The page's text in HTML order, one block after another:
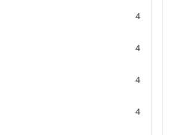
4
4
4
4